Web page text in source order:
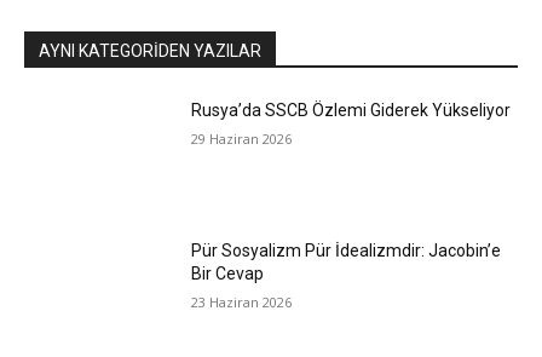
AYNI KATEGORIDEN YAZILAR
Rusya’da SSCB Özlemi Giderek Yükseliyor
29 Haziran 2026
Pür Sosyalizm Pür İdealizmdir: Jacobin’e
Bir Cevap
23 Haziran 2026